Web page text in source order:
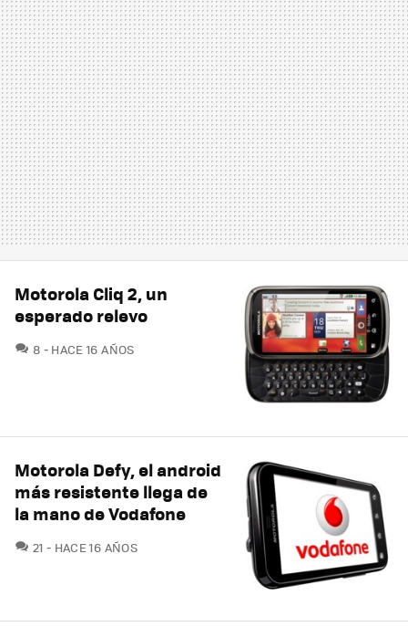
Motorola Cliq 2, un
esperado relevo
8 COMENTARIOS
HACE 16 AÑOS
Motorola Defy, el android
más resistente llega de
la mano de Vodafone
21 COMENTARIOS
HACE 16 AÑOS